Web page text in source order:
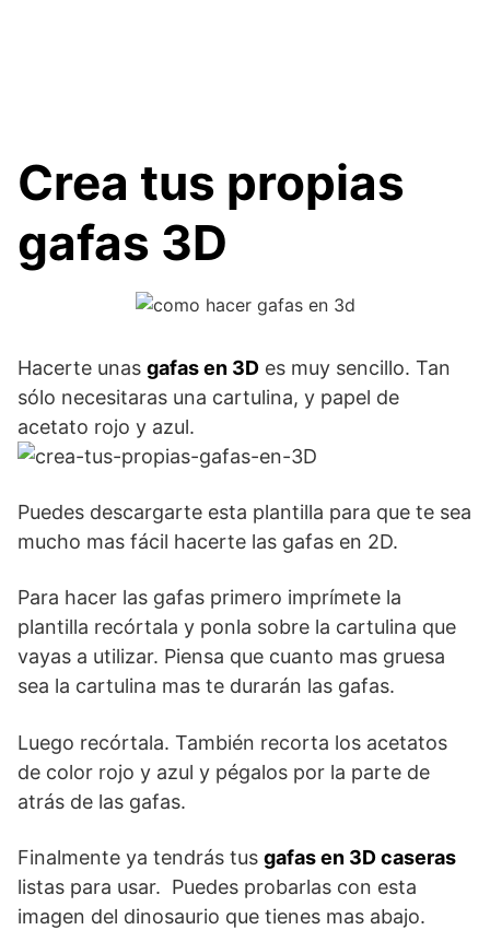
Crea tus propias
gafas 3D
Hacerte unas gafas en 3D es muy sencillo. Tan
sólo necesitaras una cartulina, y papel de
acetato rojo y azul.
Puedes descargarte esta plantilla para que te sea
mucho mas fácil hacerte las gafas en 2D.
Para hacer las gafas primero imprímete la
plantilla recórtala y ponla sobre la cartulina que
vayas a utilizar. Piensa que cuanto mas gruesa
sea la cartulina mas te durarán las gafas.
Luego recórtala. También recorta los acetatos
de color rojo y azul y pégalos por la parte de
atrás de las gafas.
Finalmente ya tendrás tus gafas en 3D caseras
listas para usar. Puedes probarlas con esta
imagen del dinosaurio que tienes mas abajo.